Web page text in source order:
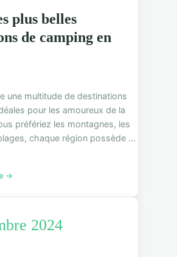
plus belles
de camping en
une multitude de destinations
pour les amoureux de la
préfériez les montagnes, les
chaque région possède ...
→
2024